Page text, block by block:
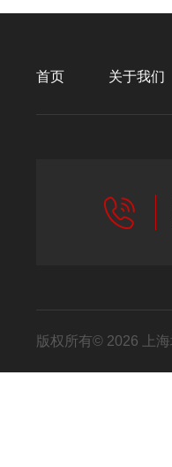
首页 关于我们
版权所有© 2026 上